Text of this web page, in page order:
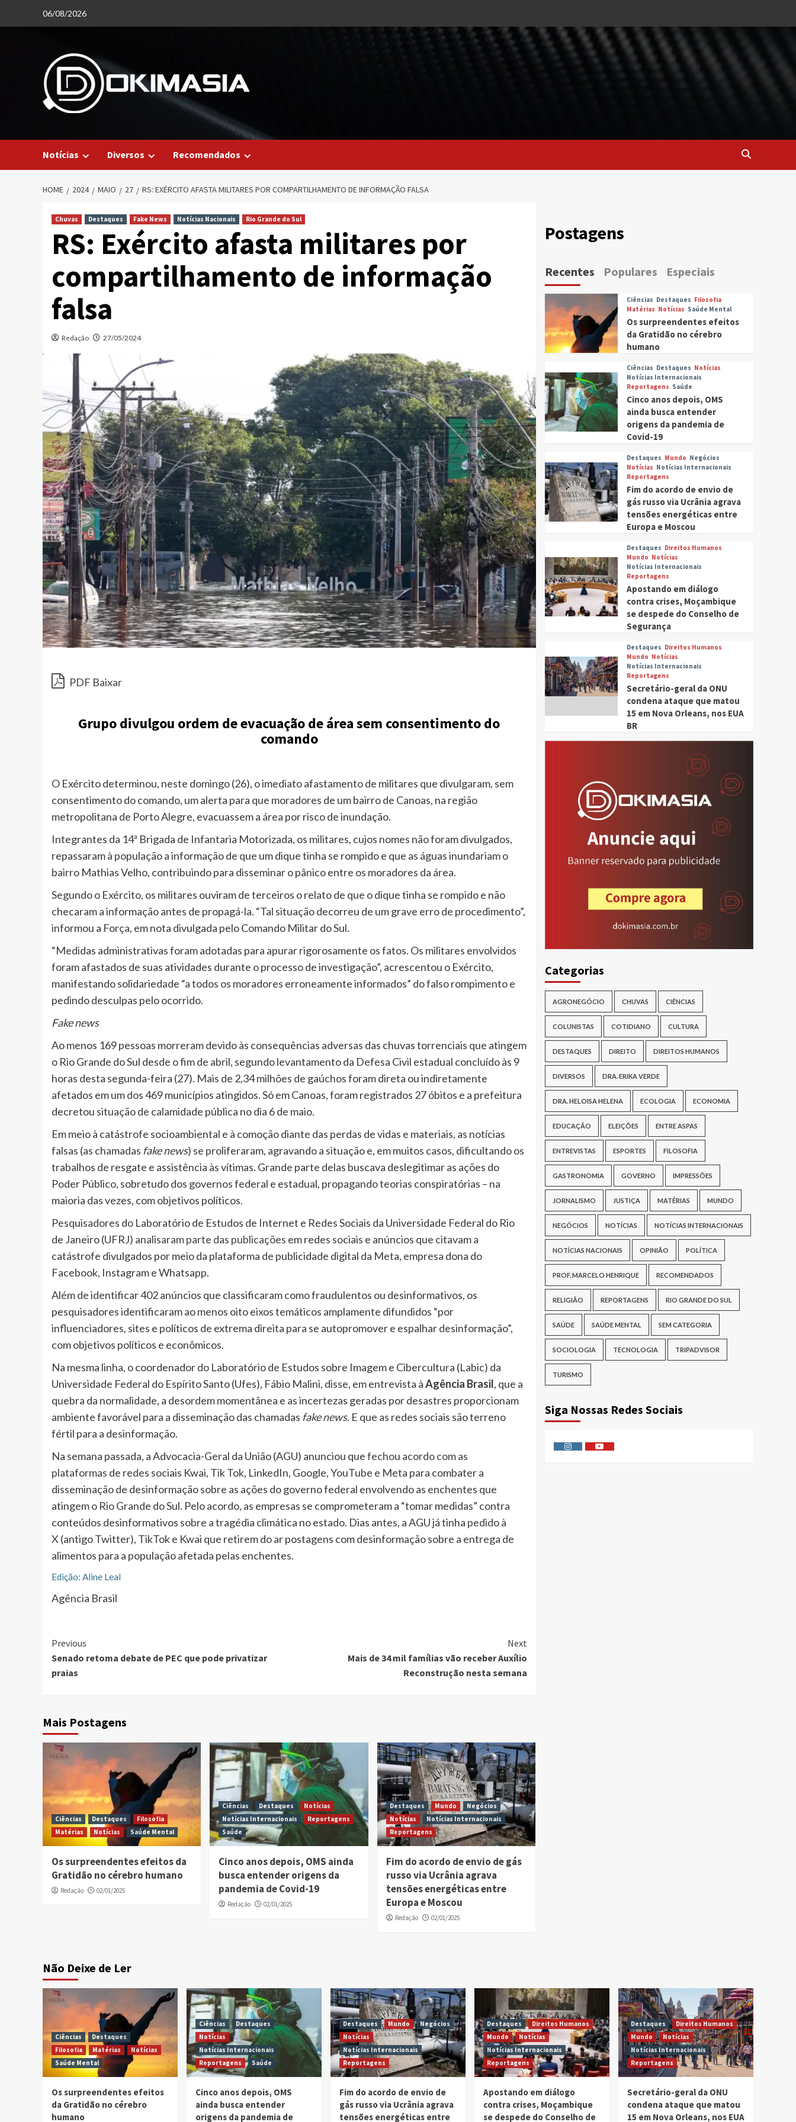
06/08/2026
Notícias Diversos Recomendados
HOME 2024 MAIO 27 RS: EXÉRCITO AFASTA MILITARES POR COMPARTILHAMENTO DE INFORMAÇÃO FALSA
Chuvas Destaques Fake News Notícias Nacionais Rio Grande do Sul
RS: Exército afasta militares por
compartilhamento de informação
falsa
Redação 27/05/2024
PDF Baixar
Grupo divulgou ordem de evacuação de área sem consentimento do
comando
O Exército determinou, neste domingo (26), o imediato afastamento de militares que divulgaram, sem
consentimento do comando, um alerta para que moradores de um bairro de Canoas, na região
metropolitana de Porto Alegre, evacuassem a área por risco de inundação.
Integrantes da 14ª Brigada de Infantaria Motorizada, os militares, cujos nomes não foram divulgados,
repassaram à população a informação de que um dique tinha se rompido e que as águas inundariam o
bairro Mathias Velho, contribuindo para disseminar o pânico entre os moradores da área.
Segundo o Exército, os militares ouviram de terceiros o relato de que o dique tinha se rompido e não
checaram a informação antes de propagá-la. “Tal situação decorreu de um grave erro de procedimento”,
informou a Força, em nota divulgada pelo Comando Militar do Sul.
“Medidas administrativas foram adotadas para apurar rigorosamente os fatos. Os militares envolvidos
foram afastados de suas atividades durante o processo de investigação”, acrescentou o Exército,
manifestando solidariedade “a todos os moradores erroneamente informados” do falso rompimento e
pedindo desculpas pelo ocorrido.
Fake news
Ao menos 169 pessoas morreram devido às consequências adversas das chuvas torrenciais que atingem
o Rio Grande do Sul desde o fim de abril, segundo levantamento da Defesa Civil estadual concluído às 9
horas desta segunda-feira (27). Mais de 2,34 milhões de gaúchos foram direta ou indiretamente
afetados em um dos 469 municípios atingidos. Só em Canoas, foram registrados 27 óbitos e a prefeitura
decretou situação de calamidade pública no dia 6 de maio.
Em meio à catástrofe socioambiental e à comoção diante das perdas de vidas e materiais, as notícias
falsas (as chamadas fake news) se proliferaram, agravando a situação e, em muitos casos, dificultando os
trabalhos de resgate e assistência às vítimas. Grande parte delas buscava deslegitimar as ações do
Poder Público, sobretudo dos governos federal e estadual, propagando teorias conspiratórias – na
maioria das vezes, com objetivos políticos.
Pesquisadores do Laboratório de Estudos de Internet e Redes Sociais da Universidade Federal do Rio
de Janeiro (UFRJ) analisaram parte das publicações em redes sociais e anúncios que citavam a
catástrofe divulgados por meio da plataforma de publicidade digital da Meta, empresa dona do
Facebook, Instagram e Whatsapp.
Além de identificar 402 anúncios que classificaram como fraudulentos ou desinformativos, os
pesquisadores identificaram ao menos oito eixos temáticos amplamente difundidos “por
influenciadores, sites e políticos de extrema direita para se autopromover e espalhar desinformação”,
com objetivos políticos e econômicos.
Na mesma linha, o coordenador do Laboratório de Estudos sobre Imagem e Cibercultura (Labic) da
Universidade Federal do Espírito Santo (Ufes), Fábio Malini, disse, em entrevista àAgência Brasil, que a
quebra da normalidade, a desordem momentânea e as incertezas geradas por desastres proporcionam
ambiente favorável para a disseminação das chamadas fake news. E que as redes sociais são terreno
fértil para a desinformação.
Na semana passada, a Advocacia-Geral da União (AGU) anunciou quefechou acordo com as
plataformas de redes sociais Kwai, Tik Tok, LinkedIn, Google, YouTube e Meta para combater a
disseminação de desinformação sobre as ações do governo federal envolvendo as enchentes que
atingem o Rio Grande do Sul. Pelo acordo, as empresas se comprometeram a “tomar medidas” contra
conteúdos desinformativos sobre a tragédia climática no estado. Dias antes, a AGU já tinha pedido à
X (antigo Twitter), TikTok e Kwai que retirem do ar postagens com desinformação sobre a entrega de
alimentos para a população afetada pelas enchentes.
Edição: Aline Leal
Agência Brasil
Continue
Reading
Previous
Senado retoma debate de PEC que pode privatizar
praias
Next
Mais de 34 mil famílias vão receber Auxílio
Reconstrução nesta semana
Mais Postagens
Ciências Destaques
Filosofia
Matérias
Notícias Saúde Mental
Os surpreendentes efeitos da
Gratidão no cérebro humano
Redação 02/01/2025
Ciências Destaques
Notícias
Notícias Internacionais
Reportagens
Saúde
Cinco anos depois, OMS ainda
busca entender origens da
pandemia de Covid-19
Redação 02/01/2025
Destaques Mundo
Negócios
Notícias
Notícias Internacionais
Reportagens
Fim do acordo de envio de gás
russo via Ucrânia agrava
tensões energéticas entre
Europa e Moscou
Redação 02/01/2025
Postagens
Recentes Populares Especiais
Ciências Destaques Filosofia
Matérias Notícias Saúde Mental
Os surpreendentes efeitos
da Gratidão no cérebro
humano
Ciências Destaques Notícias
Notícias Internacionais
Reportagens Saúde
Cinco anos depois, OMS
ainda busca entender
origens da pandemia de
Covid-19
Destaques Mundo Negócios
Notícias Notícias Internacionais
Reportagens
Fim do acordo de envio de
gás russo via Ucrânia agrava
tensões energéticas entre
Europa e Moscou
Destaques Direitos Humanos
Mundo Notícias
Notícias Internacionais
Reportagens
Apostando em diálogo
contra crises, Moçambique
se despede do Conselho de
Segurança
Destaques Direitos Humanos
Mundo Notícias
Notícias Internacionais
Reportagens
Secretário-geral da ONU
condena ataque que matou
15 em Nova Orleans, nos EUA
BR
Categorias
AGRONEGÓCIO CHUVAS CIÊNCIAS
COLUNISTAS COTIDIANO CULTURA
DESTAQUES DIREITO DIREITOS HUMANOS
DIVERSOS DRA. ERIKA VERDE
DRA. HELOISA HELENA ECOLOGIA ECONOMIA
EDUCAÇÃO ELEIÇÕES ENTRE ASPAS
ENTREVISTAS ESPORTES FILOSOFIA
GASTRONOMIA GOVERNO IMPRESSÕES
JORNALISMO JUSTIÇA MATÉRIAS MUNDO
NEGÓCIOS NOTÍCIAS NOTÍCIAS INTERNACIONAIS
NOTÍCIAS NACIONAIS OPINIÃO POLÍTICA
PROF. MARCELO HENRIQUE RECOMENDADOS
RELIGIÃO REPORTAGENS RIO GRANDE DO SUL
SAÚDE SAÚDE MENTAL SEM CATEGORIA
SOCIOLOGIA TECNOLOGIA TRIPADVISOR
TURISMO
Siga Nossas Redes Sociais
InstagramYoutube
Não Deixe de Ler
Ciências
Destaques
Filosofia
Matérias
Notícias
Saúde Mental
Os surpreendentes efeitos
da Gratidão no cérebro
humano
Ciências
Destaques
Notícias
Notícias Internacionais
Reportagens
Saúde
Cinco anos depois, OMS
ainda busca entender
origens da pandemia de
Destaques Mundo
Negócios
Notícias
Notícias Internacionais
Reportagens
Fim do acordo de envio de
gás russo via Ucrânia agrava
tensões energéticas entre
Destaques
Direitos Humanos
Mundo
Notícias
Notícias Internacionais
Reportagens
Apostando em diálogo
contra crises, Moçambique
se despede do Conselho de
Destaques
Direitos Humanos
Mundo
Notícias
Notícias Internacionais
Reportagens
Secretário-geral da ONU
condena ataque que matou
15 em Nova Orleans, nos EUA